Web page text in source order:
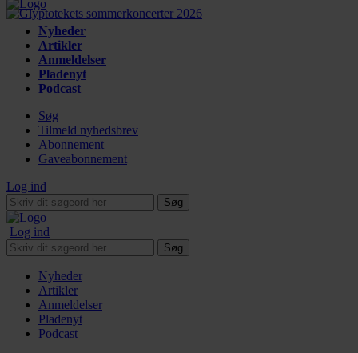
Nyheder
Artikler
Anmeldelser
Pladenyt
Podcast
Søg
Tilmeld nyhedsbrev
Abonnement
Gaveabonnement
Log ind
Søg
Log ind
Søg
Nyheder
Artikler
Anmeldelser
Pladenyt
Podcast